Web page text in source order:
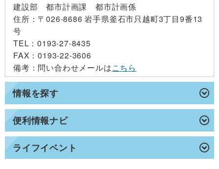
情報を探す
便利情報ナビ
ライフイベント
建設部 都市計画課 都市計画係
住所 ：〒026-8686 岩手県釜石市只越町3丁目9番13
号
TEL ：0193-27-8435
FAX ：0193-22-3606
備考 ：問い合わせメールはこちら